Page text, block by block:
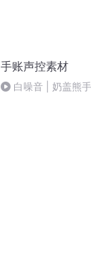
手账声控素材
白噪音 | 奶盖熊